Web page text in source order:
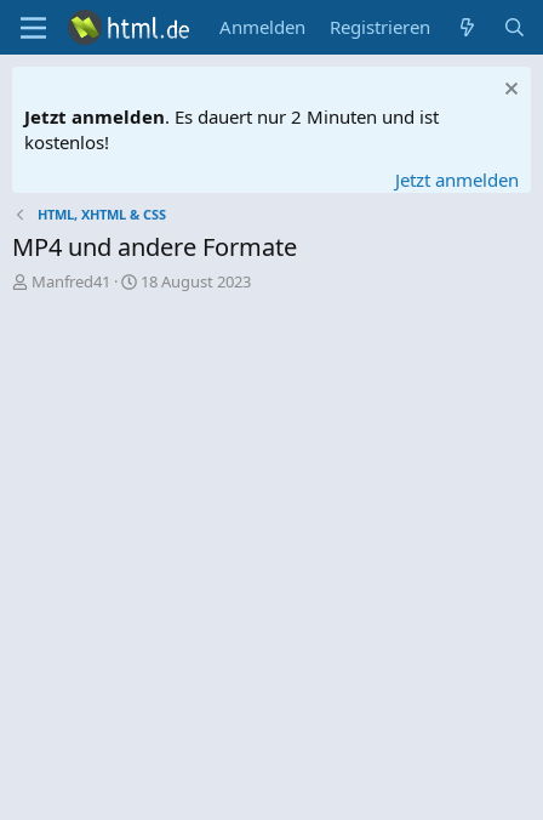
Anmelden Registrieren
Jetzt anmelden. Es dauert nur 2 Minuten und ist
kostenlos!
Jetzt anmelden
HTML, XHTML & CSS
MP4 und andere Formate
E
Manfred41
E18 August 2023